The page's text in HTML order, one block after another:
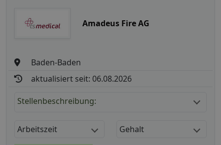
Amadeus Fire AG
Baden-Baden
aktualisiert seit: 06.08.2026
Stellenbeschreibung:
Arbeitszeit Gehalt